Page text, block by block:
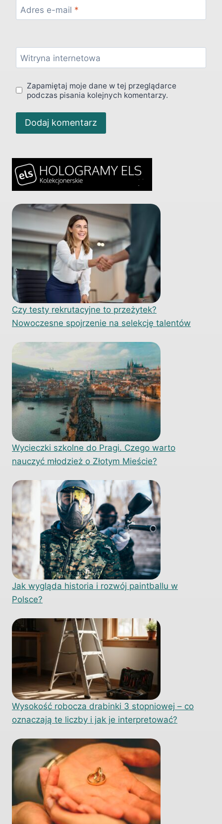
Adres e-mail *
Witryna internetowa
Zapamiętaj moje dane w tej przeglądarce
podczas pisania kolejnych komentarzy.
Czy testy rekrutacyjne to przeżytek?
Nowoczesne spojrzenie na selekcję talentów
Wycieczki szkolne do Pragi. Czego warto
nauczyć młodzież o Złotym Mieście?
Jak wygląda historia i rozwój paintballu w
Polsce?
Wysokość robocza drabinki 3 stopniowej – co
oznaczają te liczby i jak je interpretować?